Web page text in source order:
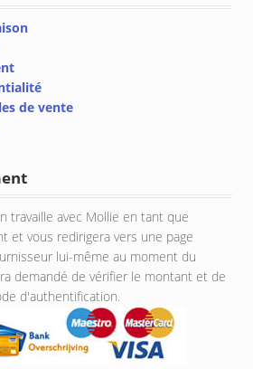
de vente
travaille avec Mollie en tant que
et vous redirigera vers une page
lui-même au moment du
demandé de vérifier le montant et de
d'authentification.